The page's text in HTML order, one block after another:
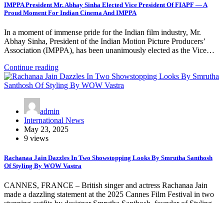
IMPPA President Mr. Abhay Sinha Elected Vice President Of FIAPF — A
Proud Moment For Indian Cinema And IMPPA
In a moment of immense pride for the Indian film industry, Mr.
Abhay Sinha, President of the Indian Motion Picture Producers’
Association (IMPPA), has been unanimously elected as the Vice…
Continue reading
admin
International News
May 23, 2025
9 views
Rachanaa Jain Dazzles In Two Showstopping Looks By Smrutha Santhosh
Of Styling By WOW Vastra
CANNES, FRANCE – British singer and actress Rachanaa Jain
made a dazzling statement at the 2025 Cannes Film Festival in two